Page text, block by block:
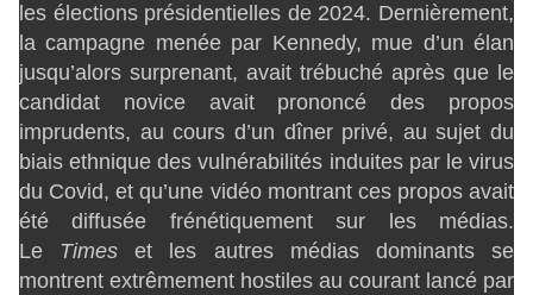
les élections présidentielles de 2024. Dernièrement,
la campagne menée par Kennedy, mue d’un élan
jusqu’alors surprenant, avait trébuché après que le
candidat novice avait prononcé des propos
imprudents, au cours d’un dîner privé, au sujet du
biais ethnique des vulnérabilités induites par le virus
du Covid, et qu’une vidéo montrant ces propos avait
été diffusée frénétiquement sur les médias.
Le
Times
et les autres médias dominants se
montrent extrêmement hostiles au courant lancé par